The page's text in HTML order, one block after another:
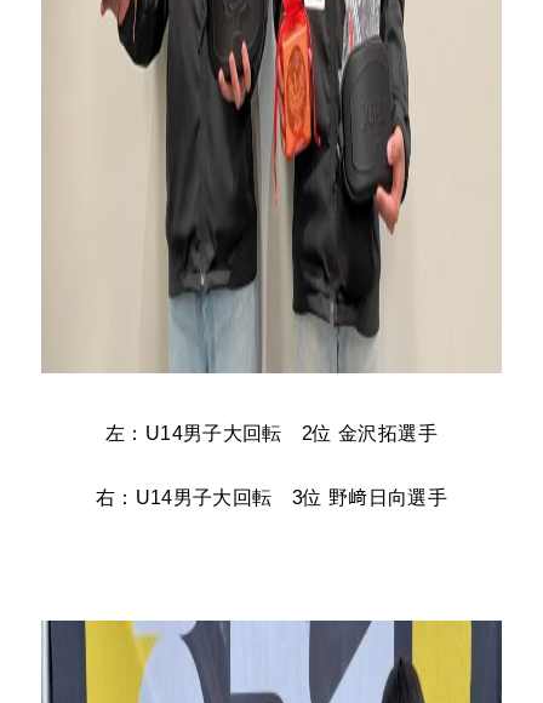
左：U14男子大回転 2位 金沢拓選手
右：U14男子大回転 3位 野﨑日向選手